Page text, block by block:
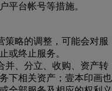
平台帐号等措施。
策略的调整，可能会对服
或终止服务。
并、分立、收购、资产转
下相关资产；壹本印画也